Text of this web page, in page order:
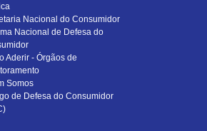
Nacional do Consumidor
Nacional de Defesa do
Aderir - Órgãos de
Somos
de Defesa do Consumidor